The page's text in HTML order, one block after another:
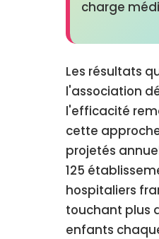
charge
Les résultats
l'association
l'efficacité
cette
projetés
125
hospitaliers
touchant plus
enfants